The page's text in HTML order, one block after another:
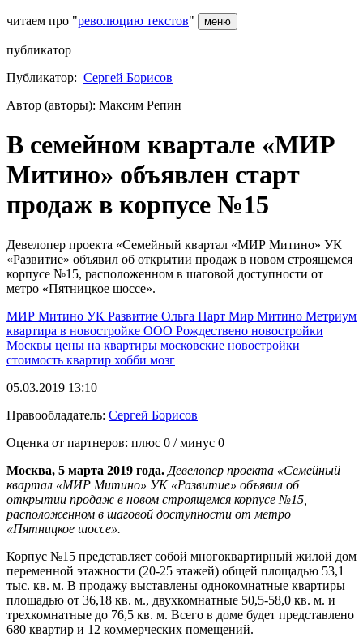
читаем про "революцию текстов" меню
публикатор
Публикатор: Сергей Борисов
Автор (авторы): Максим Репин
В семейном квартале «МИР
Митино» объявлен старт
продаж в корпусе №15
Девелопер проекта «Семейный квартал «МИР Митино» УК
«Развитие» объявил об открытии продаж в новом строящемся
корпусе №15, расположенном в шаговой доступности от
метро «Пятницкое шоссе».
МИР Митино УК Развитие Ольга Нарт Мир Митино Метриум
квартира в новостройке ООО Рождествено новостройки
Москвы цены на квартиры московские новостройки
стоимость квартир хобби мозг
05.03.2019 13:10
Правообладатель: Сергей Борисов
Оценка от партнеров: плюс 0 / минус 0
Москва, 5 марта 2019 года. Девелопер проекта «Семейный
квартал «МИР Митино» УК «Развитие» объявил об
открытии продаж в новом строящемся корпусе №15,
расположенном в шаговой доступности от метро
«Пятницкое шоссе».
Корпус №15 представляет собой многоквартирный жилой дом
переменной этажности (20-25 этажей) общей площадью 53,1
тыс. кв. м. В продажу выставлены однокомнатные квартиры
площадью от 36,18 кв. м., двухкомнатные 50,5-58,0 кв. м. и
трехкомнатные до 76,5 кв. м. Всего в доме будет представлено
680 квартир и 12 коммерческих помещений.